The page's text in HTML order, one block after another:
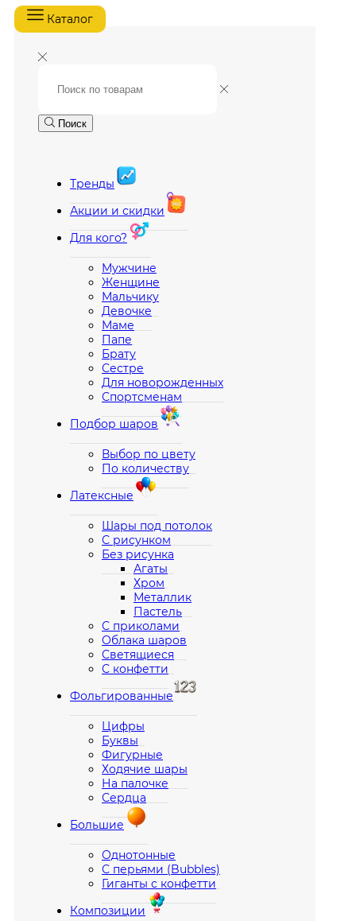
Каталог
Поиск
Тренды
Акции и скидки
Для кого?
Мужчине
Женщине
Мальчику
Девочке
Маме
Папе
Брату
Сестре
Для новорожденных
Спортсменам
Подбор шаров
Выбор по цвету
По количеству
Латексные
Шары под потолок
С рисунком
Без рисунка
Агаты
Хром
Металлик
Пастель
С приколами
Облака шаров
Светящиеся
С конфетти
Фольгированные
Цифры
Буквы
Фигурные
Ходячие шары
На палочке
Сердца
Большие
Однотонные
С перьями (Bubbles)
Гиганты с конфетти
Композиции